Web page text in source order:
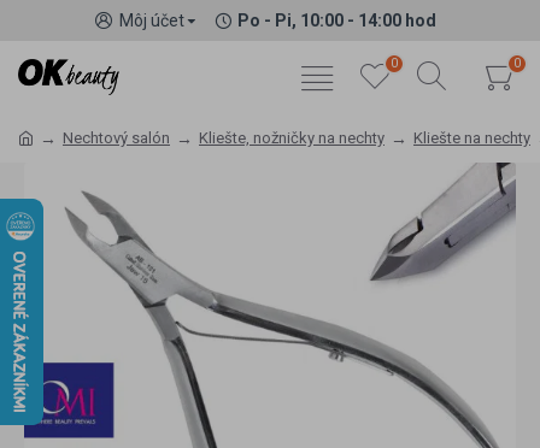
Môj účet Po - Pi, 10:00 - 14:00 hod
0 0
Nechtový salón Kliešte, nožničky na nechty Kliešte na nechty